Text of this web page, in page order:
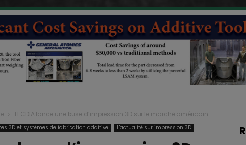
TECDIA lance une buse d’impression 3D sur le marché américain
3D et systèmes de fabrication additive L'actualité sur impression 3D